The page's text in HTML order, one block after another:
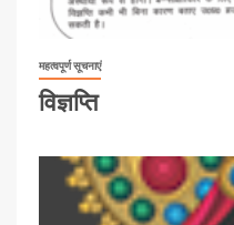
महत्वपूर्ण सूचनाएं
विज्ञप्ति